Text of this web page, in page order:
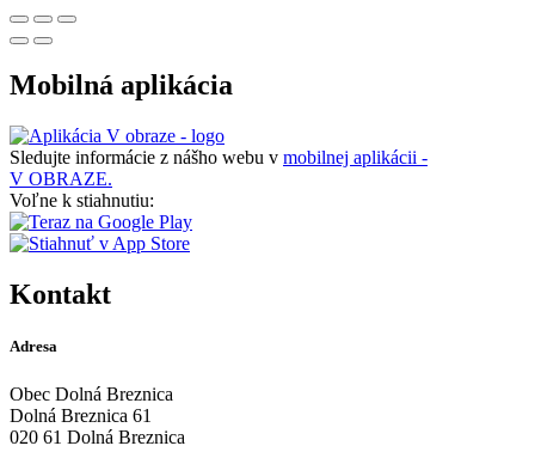
Mobilná aplikácia
Sledujte informácie z nášho webu v mobilnej aplikácii -
V OBRAZE.
Voľne k stiahnutiu:
Kontakt
Adresa
Obec Dolná Breznica
Dolná Breznica 61
020 61 Dolná Breznica